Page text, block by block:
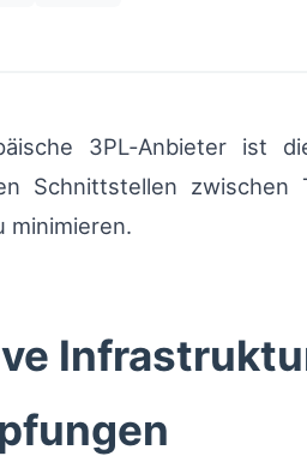
3PL‑Anbieter ist
Schnittstellen
minimieren.